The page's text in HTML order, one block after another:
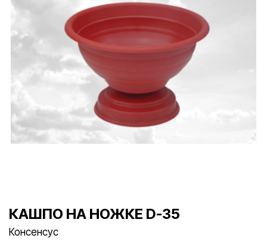
КАШПО НА НОЖКЕ D-35
Консенсус